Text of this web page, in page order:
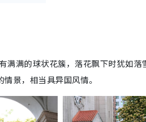
满的球状花簇，落花飘下时犹如落
景，相当具异国风情。